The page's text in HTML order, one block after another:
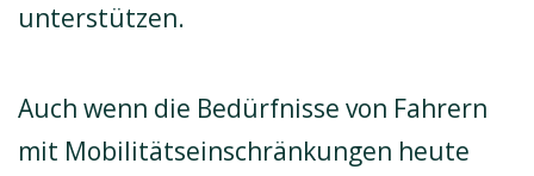
unterstützen.
Auch wenn die Bedürfnisse von Fahrern
mit Mobilitätseinschränkungen heute